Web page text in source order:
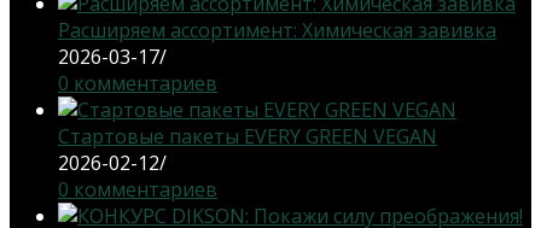
Расширяем ассортимент: Химическая завивка
2026-03-17/
0 комментариев
Стартовые пакеты EVERY GREEN VEGAN
2026-02-12/
0 комментариев